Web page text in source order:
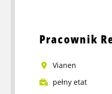
Zbieracz
Pracownik
vianen
pełny etat